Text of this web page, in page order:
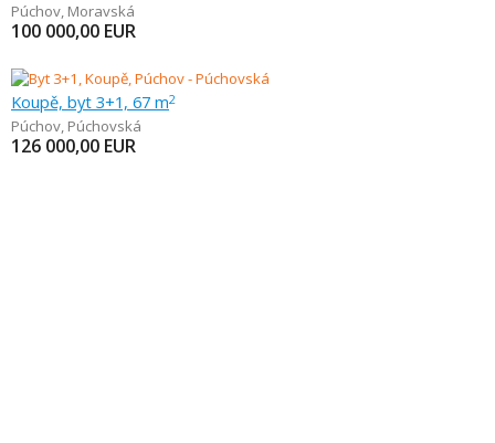
Púchov, Moravská
100 000,00 EUR
Koupě, byt 3+1, 67 m2
Púchov, Púchovská
126 000,00 EUR